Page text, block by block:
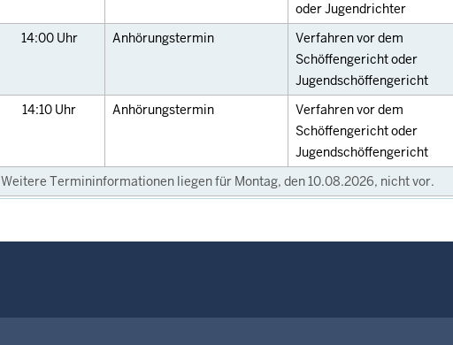
oder Jugendrichter
14:00 Uhr Anhörungstermin
Verfahren vor dem
Schöffengericht oder
Jugendschöffengericht
14:10 Uhr Anhörungstermin
Verfahren vor dem
Schöffengericht oder
Jugendschöffengericht
Weitere Termininformationen liegen für Montag, den 10.08.2026, nicht vor.